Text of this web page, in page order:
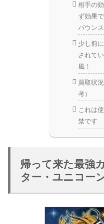
相手の
ず効果
バウン
少し前
されて
風！
買取状
考）
これは
禁です
帰って来た最強
ター・ユニコー